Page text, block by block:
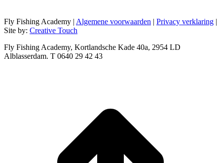
Fly Fishing Academy | Algemene voorwaarden | Privacy verklaring |
Site by: Creative Touch
Fly Fishing Academy, Kortlandsche Kade 40a, 2954 LD
Alblasserdam. T 0640 29 42 43